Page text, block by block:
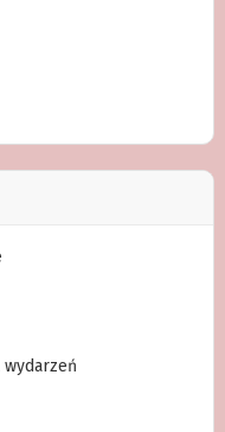
wydarzeń